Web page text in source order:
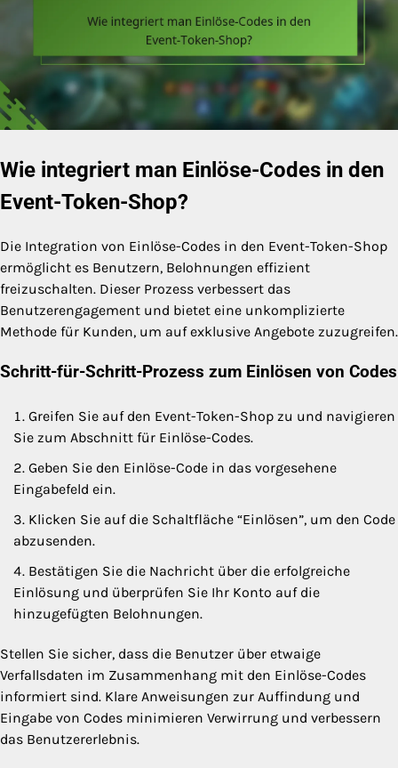
Wie integriert man Einlöse-Codes in den
Event-Token-Shop?
Die Integration von Einlöse-Codes in den Event-Token-Shop
ermöglicht es Benutzern, Belohnungen effizient
freizuschalten. Dieser Prozess verbessert das
Benutzerengagement und bietet eine unkomplizierte
Methode für Kunden, um auf exklusive Angebote zuzugreifen.
Schritt-für-Schritt-Prozess zum Einlösen von Codes
Greifen Sie auf den Event-Token-Shop zu und navigieren
Sie zum Abschnitt für Einlöse-Codes.
Geben Sie den Einlöse-Code in das vorgesehene
Eingabefeld ein.
Klicken Sie auf die Schaltfläche “Einlösen”, um den Code
abzusenden.
Bestätigen Sie die Nachricht über die erfolgreiche
Einlösung und überprüfen Sie Ihr Konto auf die
hinzugefügten Belohnungen.
Stellen Sie sicher, dass die Benutzer über etwaige
Verfallsdaten im Zusammenhang mit den Einlöse-Codes
informiert sind. Klare Anweisungen zur Auffindung und
Eingabe von Codes minimieren Verwirrung und verbessern
das Benutzererlebnis.